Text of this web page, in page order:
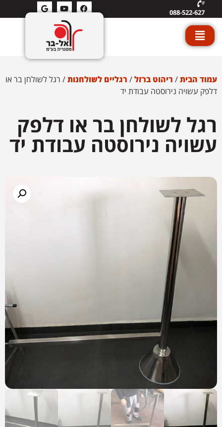
088-522-627
עמוד הבית/ ריהוט ברזל/ רגליים לשולחנות/ רגל לשולחן בר או
דלפק עשויה נירוסטה עבודת יד
רגל לשולחן בר או דלפק
עשויה נירוסטה עבודת יד